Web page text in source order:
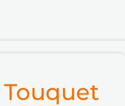
Touquet